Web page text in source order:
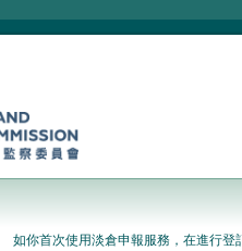
如你首次使用淡倉申報服務，在進行